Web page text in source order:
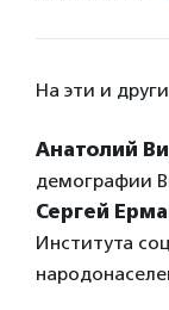
На эти и
Анатолий
демографии
Сергей
Института